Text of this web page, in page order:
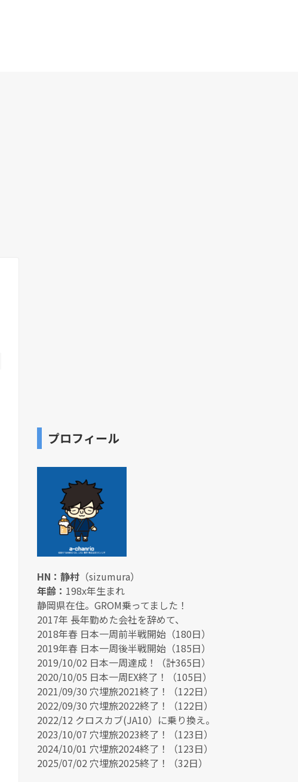
プロフィール
HN：静村 （sizumura）
年齢： 198x年生まれ
静岡県在住。GROM乗ってました！
2017年 長年勤めた会社を辞めて、
2018年春 日本一周前半戦開始（180日）
2019年春 日本一周後半戦開始（185日）
2019/10/02 日本一周達成！（計365日）
2020/10/05 日本一周EX終了！（105日）
2021/09/30 穴埋旅2021終了！（122日）
2022/09/30 穴埋旅2022終了！（122日）
2022/12 クロスカブ(JA10）に乗り換え。
2023/10/07 穴埋旅2023終了！（123日）
2024/10/01 穴埋旅2024終了！（123日）
2025/07/02 穴埋旅2025終了！（32日）